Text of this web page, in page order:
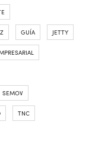
GUÍA JETTY
SEMOV
TNC